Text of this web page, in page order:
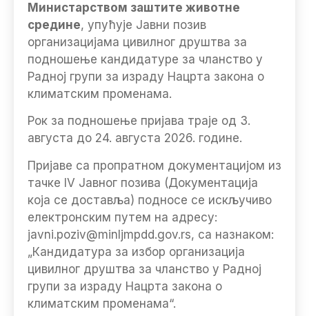
Министарством заштите животне
средине, упућује Јавни позив
организацијама цивилног друштва за
подношење кандидатуре за чланство у
Радној групи за израду Нацрта закона о
климатским променама.
Рок за подношење пријава траје од 3.
августа до 24. августа 2026. године.
Пријаве са пропратном документацијом из
тачке IV Јавног позива (Документација
која се доставља) подносе се искључиво
електронским путем на адресу:
javni.poziv@minljmpdd.gov.rs, са назнаком:
„Кандидатура за избор организација
цивилног друштва за чланство у Радној
групи за израду Нацрта закона о
климатским променама“.